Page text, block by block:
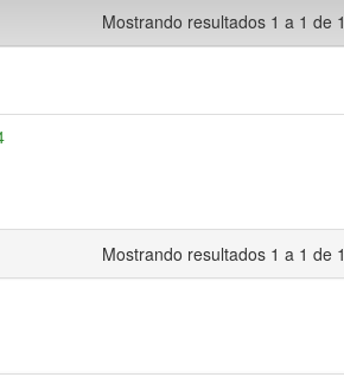
Mostrando resultados 1 a 1 de 1
Mostrando resultados 1 a 1 de 1